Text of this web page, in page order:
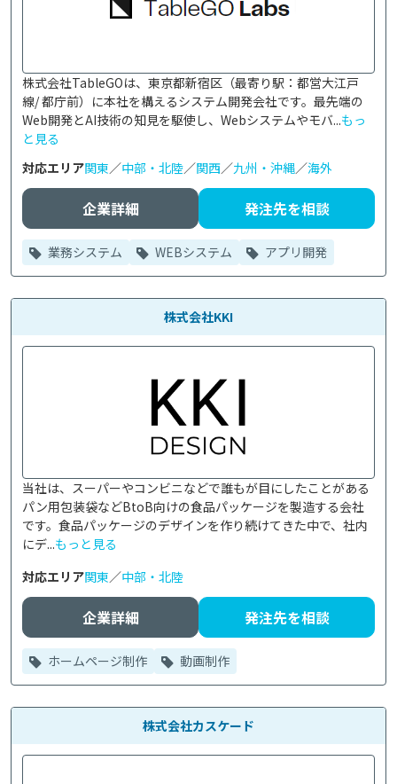
株式会社TableGOは、東京都新宿区（最寄り駅：都営大江戸
線/ 都庁前）に本社を構えるシステム開発会社です。最先端の
Web開発とAI技術の知見を駆使し、Webシステムやモバ...もっ
と見る
対応エリア関東／中部・北陸／関西／九州・沖縄／海外
企業詳細 発注先を相談
業務システム WEBシステム アプリ開発
株式会社KKI
当社は、スーパーやコンビニなどで誰もが目にしたことがある
パン用包装袋などBtoB向けの食品パッケージを製造する会社
です。食品パッケージのデザインを作り続けてきた中で、社内
にデ...もっと見る
対応エリア関東／中部・北陸
企業詳細 発注先を相談
ホームページ制作 動画制作
株式会社カスケード